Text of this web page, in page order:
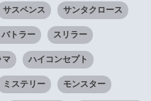
サスペンス サンタクロース
トラー スリラー
マ ハイコンセプト
ミステリー モンスター